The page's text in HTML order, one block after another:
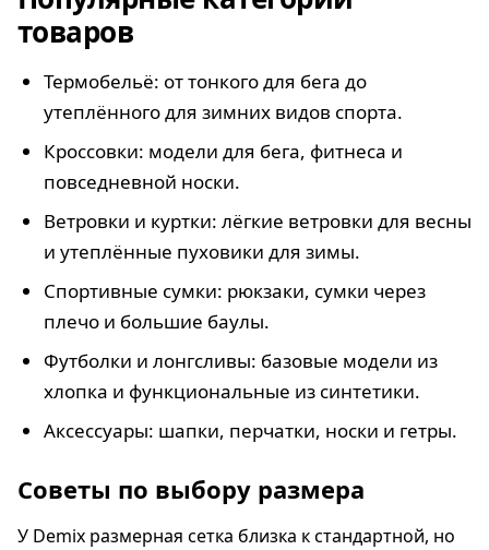
товаров
Термобельё: от тонкого для бега до
утеплённого для зимних видов спорта.
Кроссовки: модели для бега, фитнеса и
повседневной носки.
Ветровки и куртки: лёгкие ветровки для весны
и утеплённые пуховики для зимы.
Спортивные сумки: рюкзаки, сумки через
плечо и большие баулы.
Футболки и лонгсливы: базовые модели из
хлопка и функциональные из синтетики.
Аксессуары: шапки, перчатки, носки и гетры.
Советы по выбору размера
У Demix размерная сетка близка к стандартной, но